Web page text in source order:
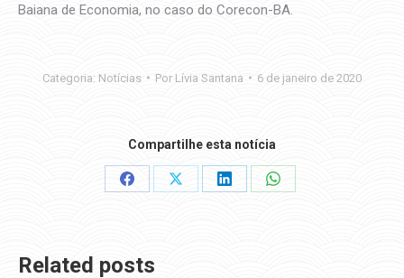
Baiana de Economia, no caso do Corecon-BA.
Categoria: Notícias Por Lívia Santana 6 de janeiro de 2020
Compartilhe esta notícia
Share
Share
Share
Share
Related posts